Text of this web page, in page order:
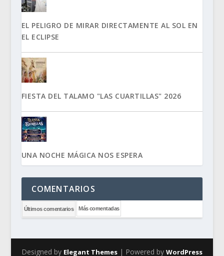
EL PELIGRO DE MIRAR DIRECTAMENTE AL SOL EN
EL ECLIPSE
FIESTA DEL TALAMO "LAS CUARTILLAS" 2026
UNA NOCHE MÁGICA NOS ESPERA
COMENTARIOS
Últimos comentarios Más comentadas
Designed by Elegant Themes| Powered by WordPress